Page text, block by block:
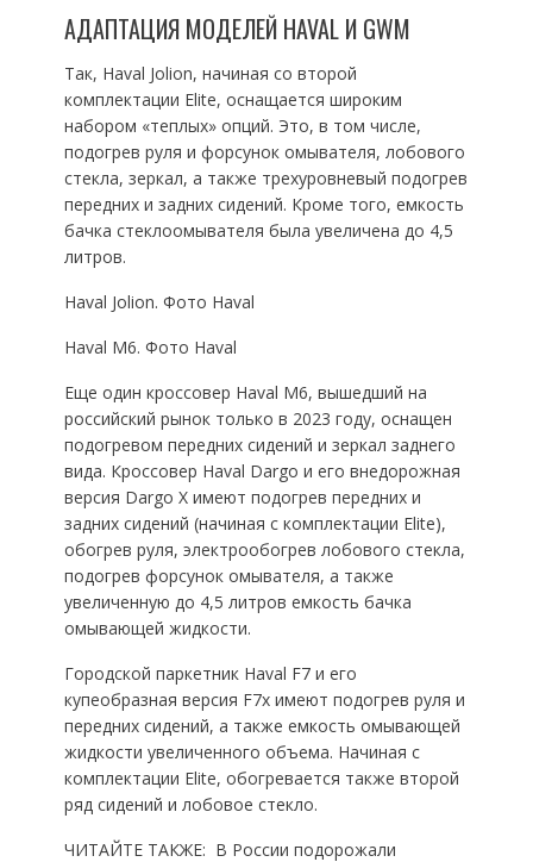
АДАПТАЦИЯ МОДЕЛЕЙ HAVAL И GWM
Так, Haval Jolion, начиная со второй
комплектации Elite, оснащается широким
набором «теплых» опций. Это, в том числе,
подогрев руля и форсунок омывателя, лобового
стекла, зеркал, а также трехуровневый подогрев
передних и задних сидений. Кроме того, емкость
бачка стеклоомывателя была увеличена до 4,5
литров.
Haval Jolion. Фото Haval
Haval M6. Фото Haval
Еще один кроссовер Haval M6, вышедший на
российский рынок только в 2023 году, оснащен
подогревом передних сидений и зеркал заднего
вида. Кроссовер Haval Dargo и его внедорожная
версия Dargo X имеют подогрев передних и
задних сидений (начиная с комплектации Elite),
обогрев руля, электрообогрев лобового стекла,
подогрев форсунок омывателя, а также
увеличенную до 4,5 литров емкость бачка
омывающей жидкости.
Городской паркетник Haval F7 и его
купеобразная версия F7x имеют подогрев руля и
передних сидений, а также емкость омывающей
жидкости увеличенного объема. Начиная с
комплектации Elite, обогревается также второй
ряд сидений и лобовое стекло.
ЧИТАЙТЕ ТАКЖE: В России подорожали